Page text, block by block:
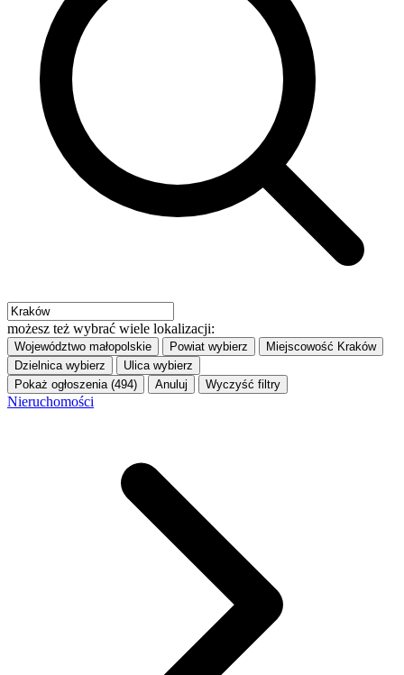
możesz też wybrać wiele lokalizacji:
Województwo małopolskie Powiat wybierz Miejscowość Kraków
Dzielnica wybierz Ulica wybierz
Pokaż ogłoszenia (494)
Anuluj Wyczyść filtry
Nieruchomości